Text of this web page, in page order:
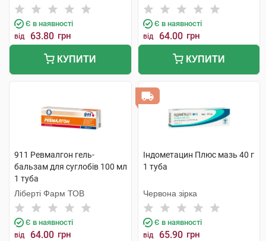
Є в наявності
від 63.80 грн
КУПИТИ
Є в наявності
від 64.00 грн
КУПИТИ
911 Ревмалгон гель-
бальзам для суглобів 100 мл
1 туба
Ліберті Фарм ТОВ
Є в наявності
від 64.00 грн
Індометацин Плюс мазь 40 г
1 туба
Червона зірка
Є в наявності
від 65.90 грн